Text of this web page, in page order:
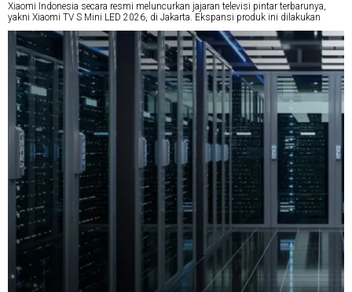
Xiaomi Indonesia secara resmi meluncurkan jajaran televisi pintar terbarunya,
yakni Xiaomi TV S Mini LED 2026, di Jakarta. Ekspansi produk ini dilakukan